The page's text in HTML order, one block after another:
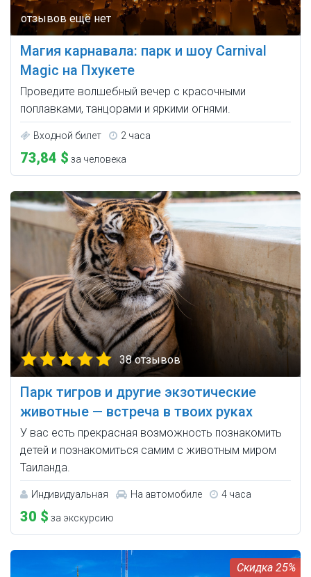
Магия карнавала: парк и шоу Carnival
Magic на Пхукете
Проведите волшебный вечер с красочными
поплавками, танцорами и яркими огнями.
Входной билет 2 часа
73,84 $ за человека
38 отзывов
Парк тигров и другие экзотические
животные — встреча в твоих руках
У вас есть прекрасная возможность познакомить
детей и познакомиться самим с животным миром
Таиланда.
Индивидуальная На автомобиле 4 часа
30 $ за экскурсию
25%